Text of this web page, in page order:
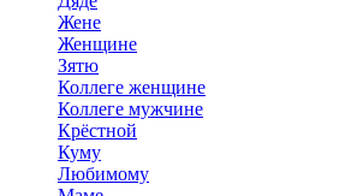
Жене
Женщине
Зятю
Коллеге женщине
Коллеге мужчине
Крёстной
Куму
Любимому